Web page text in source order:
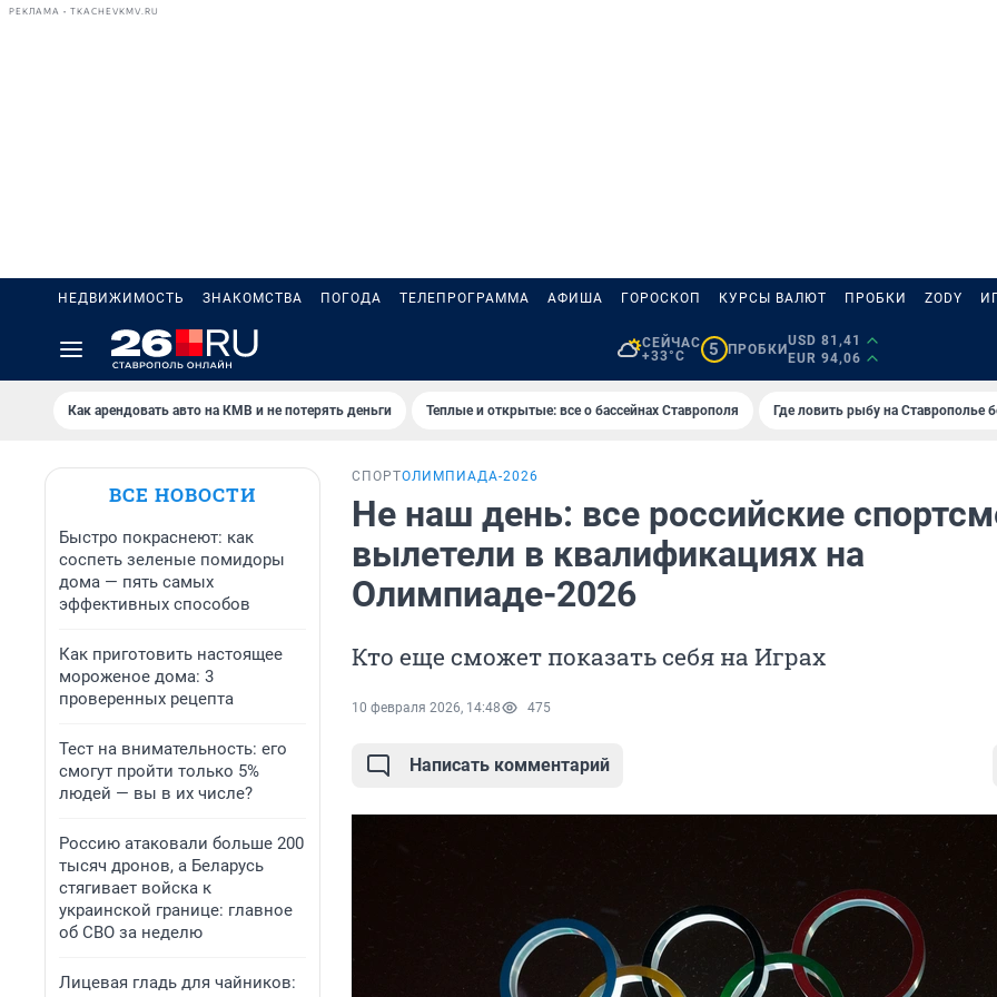
РЕКЛАМА • TKACHEVKMV.RU
НЕДВИЖИМОСТЬ ЗНАКОМСТВА ПОГОДА ТЕЛЕПРОГРАММА АФИША ГОРОСКОП КУРСЫ ВАЛЮТ ПРОБКИ ZODY
СЕЙЧАС
+33°C
5 ПРОБКИ
USD 81,41
EUR 94,06
Как арендовать авто на КМВ и не потерять деньги Теплые и открытые: все о бассейнах Ставрополя Где ловить рыбу на Ставрополье
ВСЕ НОВОСТИ
Быстро покраснеют: как
соспеть зеленые помидоры
дома — пять самых
эффективных способов
Как приготовить настоящее
мороженое дома: 3
проверенных рецепта
Тест на внимательность: его
смогут пройти только 5%
людей — вы в их числе?
Россию атаковали больше 200
тысяч дронов, а Беларусь
стягивает войска к
украинской границе: главное
об СВО за неделю
Лицевая гладь для чайников:
СПОРТОЛИМПИАДА-2026
Не наш день: все российские
вылетели в квалификациях на
Олимпиаде-2026
Кто еще сможет показать себя на Играх
10 февраля 2026, 14:48 475
Написать комментарий